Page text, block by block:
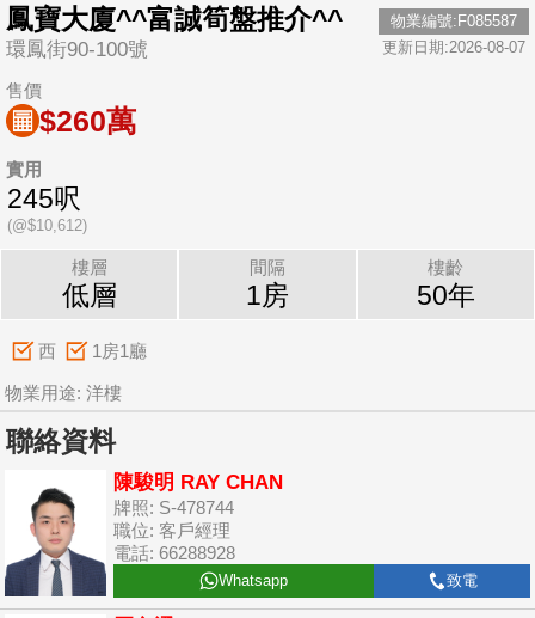
鳳寶大廈^^富誠筍盤推介^^
環鳳街90-100號
物業編號:F085587
更新日期:2026-08-07
售價
$260萬
實用
245呎
(@$10,612)
樓層
低層
間隔
1房
樓齡
50年
西 1房1廳
物業用途: 洋樓
聯絡資料
陳駿明 RAY CHAN
牌照: S-478744
職位: 客戶經理
電話: 66288928
Whatsapp 致電